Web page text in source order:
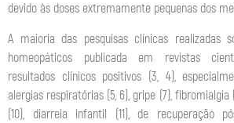
devido às doses extremamente pequenas dos
A maioria das pesquisas clínicas realizadas
homeopáticos publicada em revistas
resultados clínicos positivos (3, 4),
alergias respiratórias (5, 6), gripe (7),
(10), diarreia infantil (11), de recuperação